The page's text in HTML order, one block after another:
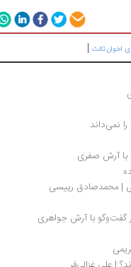
اخوان ثالث |
نمی‌داند
با آرش صفری
| محمدصادق رییسی
گفت‌وگو با آرش جواهری